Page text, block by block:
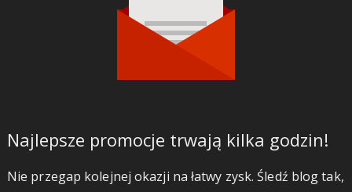
Najlepsze promocje trwają kilka godzin!
Nie przegap kolejnej okazji na łatwy zysk. Śledź blog tak,